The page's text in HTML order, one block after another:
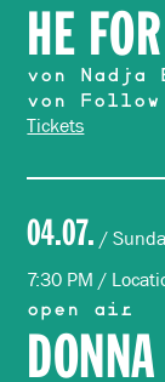
HE
von Nadja
von
Tickets
04.07. /
7:30 PM /
open air